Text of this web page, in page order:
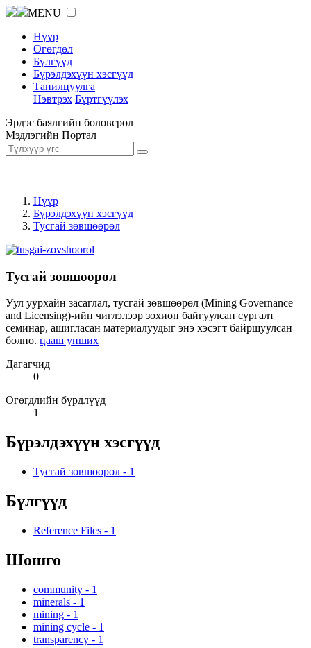
MENU
Нүүр
Өгөгдөл
Бүлгүүд
Бүрэлдэхүүн хэсгүүд
Танилцуулга
Нэвтрэх Бүртгүүлэх
Эрдэс баялгийн боловсрол
Мэдлэгийн Портал
Нүүр
Бүрэлдэхүүн хэсгүүд
Тусгай зөвшөөрөл
Тусгай зөвшөөрөл
Уул уурхайн засаглал, тусгай зөвшөөрөл (Mining Governance
and Licensing)-ийн чиглэлээр зохион байгуулсан сургалт
семинар, ашигласан материалуудыг энэ хэсэгт байршуулсан
болно. цааш унших
Дагагчид
0
Өгөгдлийн бүрдлүүд
1
Бүрэлдэхүүн хэсгүүд
Тусгай зөвшөөрөл - 1
Бүлгүүд
Reference Files - 1
Шошго
community - 1
minerals - 1
mining - 1
mining cycle - 1
transparency - 1